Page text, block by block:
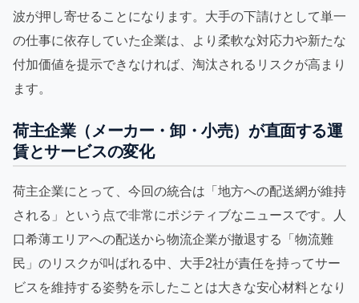
波が押し寄せることになります。大手の下請けとして単一
の仕事に依存していた企業は、より柔軟な対応力や新たな
付加価値を提示できなければ、淘汰されるリスクが高まり
ます。
荷主企業（メーカー・卸・小売）が直面する運
賃とサービスの変化
荷主企業にとって、今回の統合は「地方への配送網が維持
される」という点で非常にポジティブなニュースです。人
口希薄エリアへの配送から物流企業が撤退する「物流難
民」のリスクが叫ばれる中、大手2社が責任を持ってサー
ビスを維持する姿勢を示したことは大きな安心材料となり